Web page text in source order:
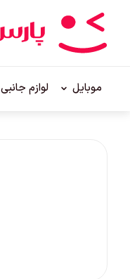
موبایل لوازم جانبی